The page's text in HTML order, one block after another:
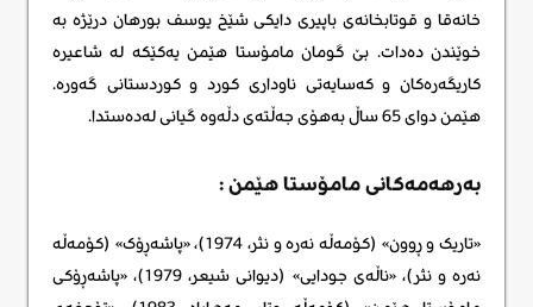
خانەقا و قوتابخانەی باپیری دایکی شێخ یوسف بورهان درێژە بە
خوێندن دەدات. بێ گومان مامۆستا هێمن یەکێکە لە شاعیرە
کاریگەرەکان و کەسایەتی ناوداری کورد و کوردستانی گەورە.
هێمن دوای 65 ساڵ بەهۆی جەڵتەی دڵەوە گیانی لەدەستدا.
بەرهەمەکانی مامۆستا هێمن :
«تاریک و ڕوون» (کۆمەڵە نەرە و نثر، 1974)، «پاشەڕۆک» (کۆمەڵە
نەرە و نثر)، «ناڵەی جودایی» (دیوانی شیعر، 1979)، «پاشەڕۆکی